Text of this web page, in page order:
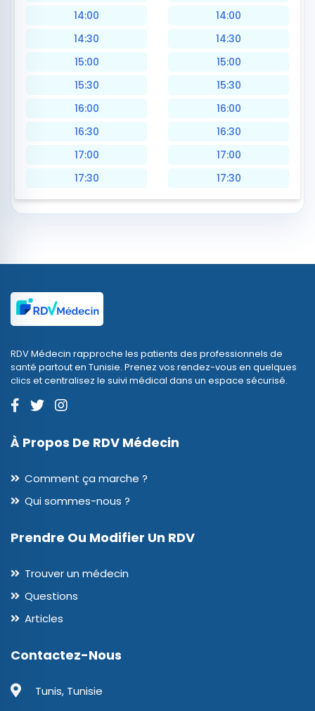
14:00
14:30
15:00
15:30
16:00
16:30
17:00
17:30
14:00
14:30
15:00
15:30
16:00
16:30
17:00
17:30
RDV Médecin rapproche les patients des professionnels de
santé partout en Tunisie. Prenez vos rendez-vous en quelques
clics et centralisez le suivi médical dans un espace sécurisé.
À Propos De RDV Médecin
Comment ça marche ?
Qui sommes-nous ?
Prendre Ou Modifier Un RDV
Trouver un médecin
Questions
Articles
Contactez-Nous
Tunis, Tunisie